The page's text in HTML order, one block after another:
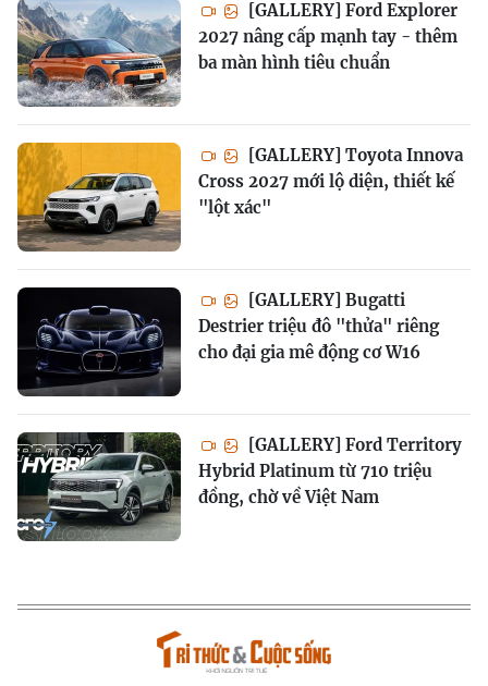
[GALLERY] Ford Explorer
2027 nâng cấp mạnh tay - thêm
ba màn hình tiêu chuẩn
[GALLERY] Toyota Innova
Cross 2027 mới lộ diện, thiết kế
"lột xác"
[GALLERY] Bugatti
Destrier triệu đô "thửa" riêng
cho đại gia mê động cơ W16
[GALLERY] Ford Territory
Hybrid Platinum từ 710 triệu
đồng, chờ về Việt Nam